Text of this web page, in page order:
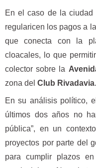
En el caso de la ciudad
regularicen los pagos a
que conecta con la
cloacales, lo que
colector sobre la
zona del Club Rivadavia.
En su análisis político,
últimos dos años no
pública”, en un
proyectos por parte del
para cumplir plazos